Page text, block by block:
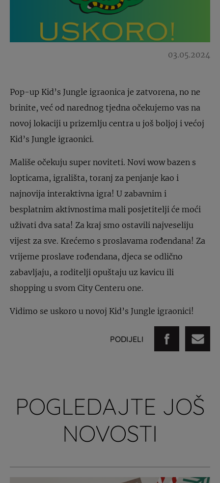
03.05.2024
Pop-up Kid’s Jungle igraonica je zatvorena, no ne
brinite, već od narednog tjedna očekujemo vas na
novoj lokaciji u prizemlju centra u još boljoj i većoj
Kid’s Jungle igraonici.
Mališe očekuju super noviteti. Novi wow bazen s
lopticama, igrališta, toranj za penjanje kao i
najnovija interaktivna igra! U zabavnim i
besplatnim aktivnostima mali posjetitelji će moći
uživati dva sata! Za kraj smo ostavili najveseliju
vijest za sve. Krećemo s proslavama rođendana! Za
vrijeme proslave rođendana, djeca se odlično
zabavljaju, a roditelji opuštaju uz kavicu ili
shopping u svom City Centeru one.
Vidimo se uskoro u novoj Kid’s Jungle igraonici!
PODIJELI
POGLEDAJTE JOŠ
NOVOSTI